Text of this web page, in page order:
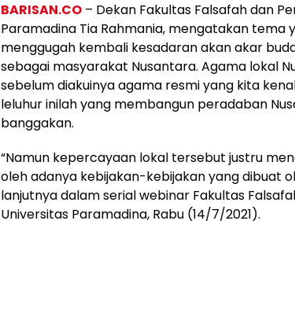
BARISAN.CO – Dekan Fakultas Falsafah dan
Paramadina Tia Rahmania, mengatakan tema
menggugah kembali kesadaran akan akar
sebagai masyarakat Nusantara. Agama lokal
sebelum diakuinya agama resmi yang kita
leluhur inilah yang membangun peradaban
banggakan.
“Namun kepercayaan lokal tersebut justru
oleh adanya kebijakan-kebijakan yang dibuat
lanjutnya dalam serial webinar Fakultas
Universitas Paramadina, Rabu (14/7/2021).